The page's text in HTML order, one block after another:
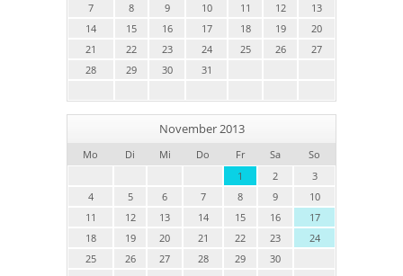
7 8 9 10 11 12
13
14
15 16 17 18 19
20
21
22 23 24 25 26
27
28
29 30 31
November 2013
Mo Di Mi Do Fr Sa
So
1
2
3
4
5 6 7 8 9
10
11
12 13 14 15 16
17
18
19 20 21 22 23
24
25
26 27 28 29 30